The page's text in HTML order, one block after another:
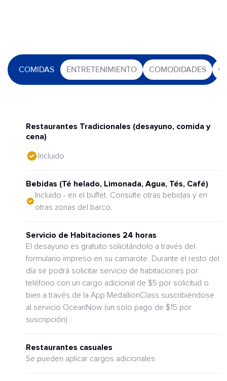
COMIDAS ENTRETENIMIENTO COMODIDADES
Restaurantes Tradicionales (desayuno, comida y
cena)
Incluido
Bebidas (Té helado, Limonada, Agua, Tés, Café)
Incluido - en el buffet. Consulte otras bebidas y en
otras zonas del barco.
Servicio de Habitaciones 24 horas
El desayuno es gratuito solicitándolo a través del
formulario impreso en su camarote. Durante el resto del
día se podrá solicitar servicio de habitaciones por
teléfono con un cargo adicional de $5 por solicitud o
bien a través de la App MedallionClass suscribiéndose
al servicio OceanNow (un solo pago de $15 por
suscripción)
Restaurantes casuales
Se pueden aplicar cargos adicionales